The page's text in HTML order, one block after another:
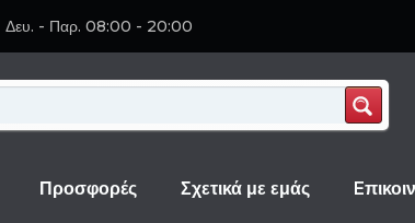
Δευ. - Παρ. 08:00 - 20:00
Προσφορές Σχετικά με εμάς